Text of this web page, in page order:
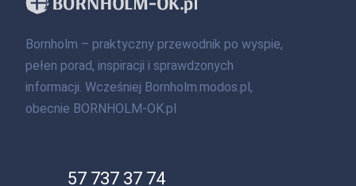
Bornholm – praktyczny przewodnik po wyspie,
pełen porad, inspiracji i sprawdzonych
informacji. Wcześniej Bornholm.modos.pl,
obecnie BORNHOLM-OK.pl
57 737 37 74